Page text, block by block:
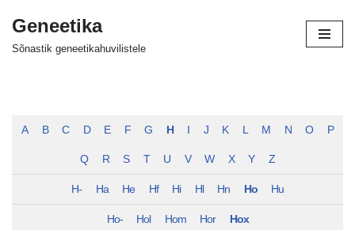
Skip
Geneetika
Sõnastik geneetikahuvilistele
A B C D E F G H J K L M N O P
Q R S T U V W X Y Z
H- Ha He Hf Hi Hl Hn Ho Hu
Ho- Hol Hom Hor Hox